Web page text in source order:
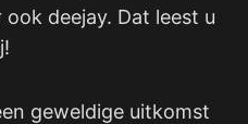
deejay. Dat leest u
geweldige uitkomst